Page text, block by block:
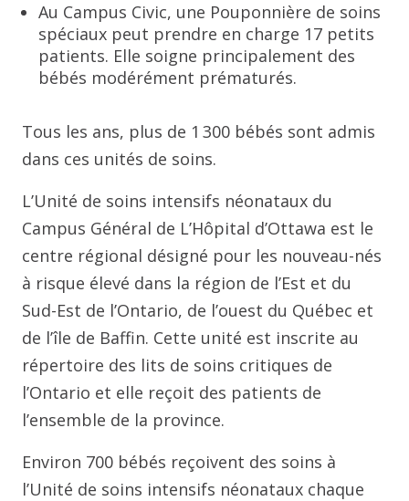
Au Campus Civic, une Pouponnière de soins
spéciaux peut prendre en charge 17 petits
patients. Elle soigne principalement des
bébés modérément prématurés.
Tous les ans, plus de 1 300 bébés sont admis
dans ces unités de soins.
L’Unité de soins intensifs néonataux du
Campus Général de L’Hôpital d’Ottawa est le
centre régional désigné pour les nouveau-nés
à risque élevé dans la région de l’Est et du
Sud-Est de l’Ontario, de l’ouest du Québec et
de l’île de Baffin. Cette unité est inscrite au
répertoire des lits de soins critiques de
l’Ontario et elle reçoit des patients de
l’ensemble de la province.
Environ 700 bébés reçoivent des soins à
l’Unité de soins intensifs néonataux chaque